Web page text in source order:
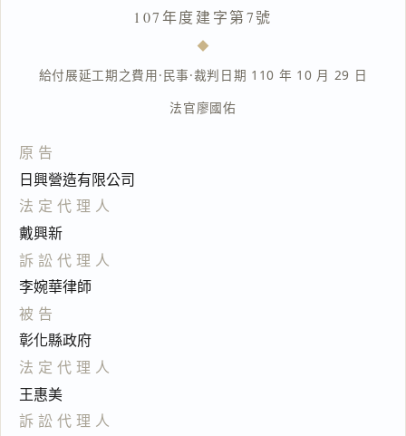
107年度建字第7號
給付展延工期之費用·民事·裁判日期 110 年 10 月 29 日
法官廖國佑
原告
日興營造有限公司
法定代理人
戴興新
訴訟代理人
李婉華律師
被告
彰化縣政府
法定代理人
王惠美
訴訟代理人